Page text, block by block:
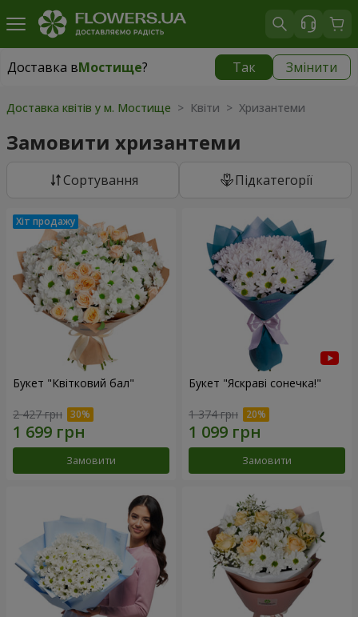
Доставка вМостище? Так Змінити
Доставка вМостище|
Доставка квітів у м. Мостище > Квіти > Хризантеми
Замовити хризантеми
Сортування Підкатегорії
Букет "Квітковий бал"
2 427 грн
Замовити
Букет "Яскраві сонечка!"
1 374 грн
Замовити